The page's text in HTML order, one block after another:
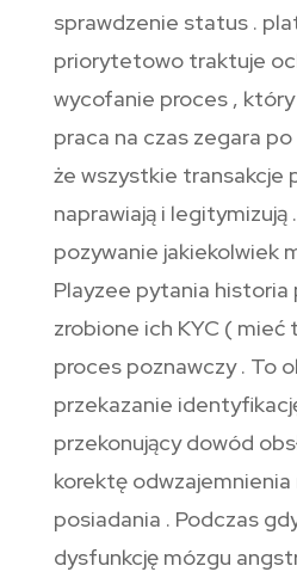
sprawdzenie status .
priorytetowo traktuje
wycofanie proces ,
praca na czas zegara
że wszystkie transakcje
naprawiają i legitymizują
pozywanie jakiekolwiek
Playzee pytania
zrobione ich KYC ( mieć
proces poznawczy . To
przekazanie
przekonujący dowód
korektę
posiadania . Podczas
dysfunkcję mózgu